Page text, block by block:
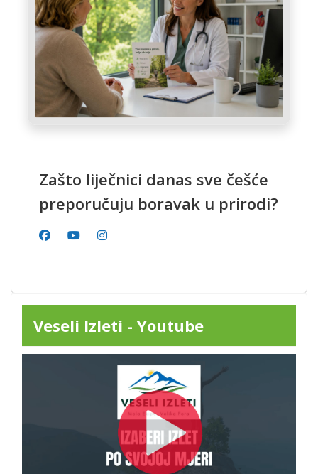
Zašto liječnici danas sve češće
preporučuju boravak u prirodi?
Veseli Izleti - Youtube